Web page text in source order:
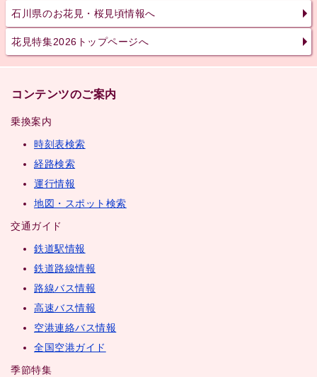
石川県のお花見・桜見頃情報へ
花見特集2026トップページへ
コンテンツのご案内
乗換案内
時刻表検索
経路検索
運行情報
地図・スポット検索
交通ガイド
鉄道駅情報
鉄道路線情報
路線バス情報
高速バス情報
空港連絡バス情報
全国空港ガイド
季節特集